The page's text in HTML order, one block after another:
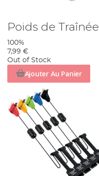
Poids de
100%
7,99 €
Out of Stock
Ajouter Au Panier